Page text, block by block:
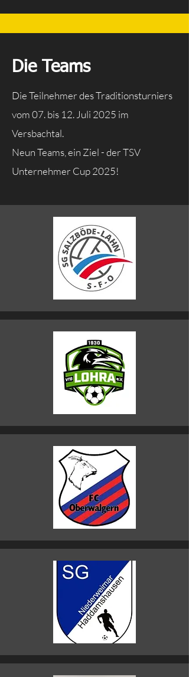
Die Teams
Die Teilnehmer des Traditionsturniers
vom 07. bis 12. Juli 2025 im
Versbachtal.
Neun Teams, ein Ziel - der TSV
Unternehmer Cup 2025!